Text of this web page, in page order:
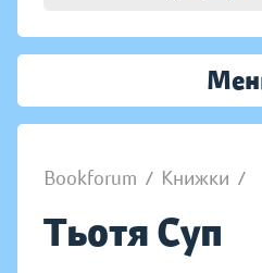
Bookforum / Книжки /
Тьотя Суп